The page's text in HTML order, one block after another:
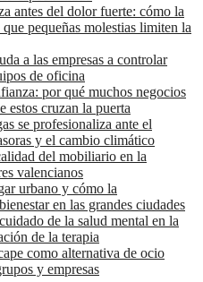
antes del dolor fuerte: cómo la
pequeñas molestias limiten la
a las empresas a controlar
de oficina
por qué muchos negocios
estos cruzan la puerta
se profesionaliza ante el
y el cambio climático
del mobiliario en la
valencianos
urbano y cómo la
en las grandes ciudades
de la salud mental en la
de la terapia
como alternativa de ocio
y empresas